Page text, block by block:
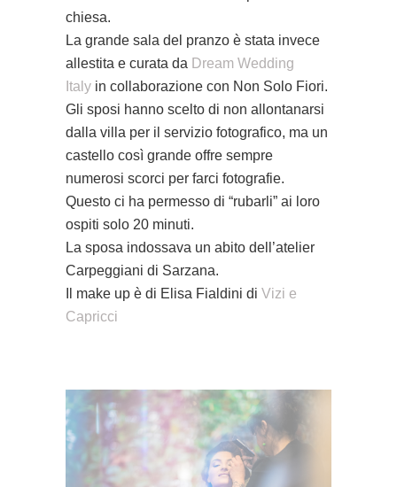
chiesa.
La grande sala del pranzo è stata invece
allestita e curata da Dream Wedding
Italy in collaborazione con Non Solo Fiori.
Gli sposi hanno scelto di non allontanarsi
dalla villa per il servizio fotografico, ma un
castello così grande offre sempre
numerosi scorci per farci fotografie.
Questo ci ha permesso di “rubarli” ai loro
ospiti solo 20 minuti.
La sposa indossava un abito dell’atelier
Carpeggiani di Sarzana.
Il make up è di Elisa Fialdini di Vizi e
Capricci